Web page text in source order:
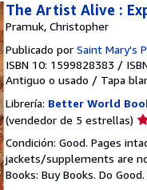
The Artist Alive :
Pramuk, Christopher
Publicado por Saint Mary's
ISBN 10: 1599828383 /
Antiguo o usado / Tapa
Librería: Better World
(vendedor de 5 estrellas)
5
Condición: Good. Pages
jackets/supplements are
Books: Buy Books. Do Good.